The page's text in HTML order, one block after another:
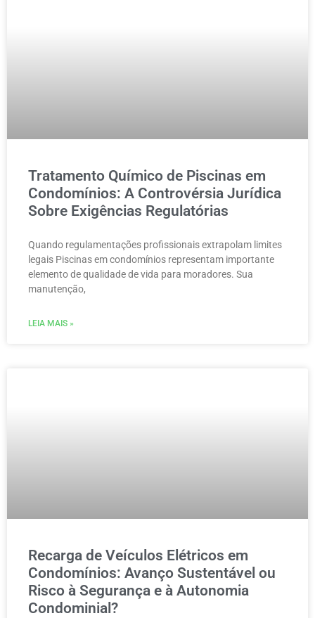
Tratamento Químico de Piscinas em
Condomínios: A Controvérsia Jurídica
Sobre Exigências Regulatórias
Quando regulamentações profissionais extrapolam limites
legais Piscinas em condomínios representam importante
elemento de qualidade de vida para moradores. Sua
manutenção,
LEIA MAIS »
Recarga de Veículos Elétricos em
Condomínios: Avanço Sustentável ou
Risco à Segurança e à Autonomia
Condominial?